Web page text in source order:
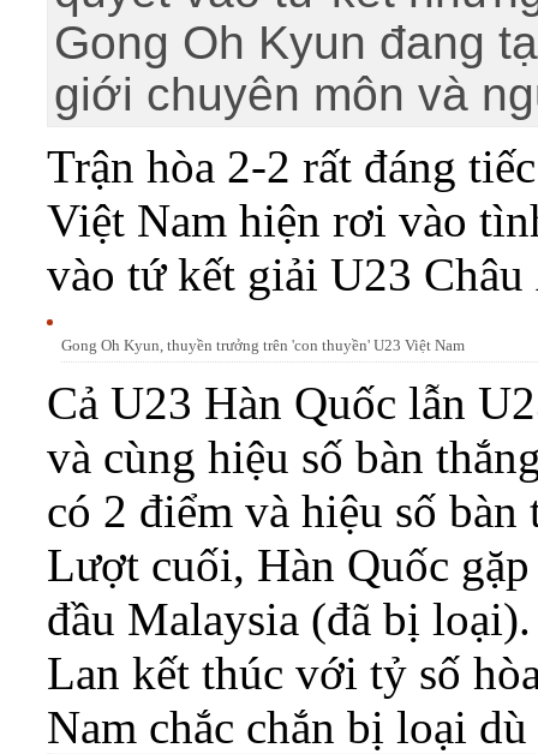
Gong Oh Kyun đang
giới chuyên môn và
Trận hòa 2-2 rất đáng
Việt Nam hiện rơi vào
vào tứ kết giải U23
Gong Oh Kyun, thuyền trưởng trên 'con thuyền' U23 Việt Nam
Cả U23 Hàn Quốc lẫn
và cùng hiệu số bàn
có 2 điểm và hiệu số bàn
Lượt cuối, Hàn Quốc
đầu Malaysia (đã bị
Lan kết thúc với tỷ số
Nam chắc chắn bị loại